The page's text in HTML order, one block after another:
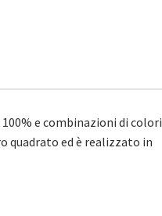
e combinazioni di colori
quadrato ed è realizzato in